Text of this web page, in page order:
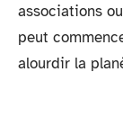
associations
peut
alourdir la